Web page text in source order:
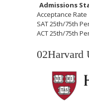
Admissions
Acceptance Rate
SAT 25th/75th
ACT 25th/75th
02Harvard